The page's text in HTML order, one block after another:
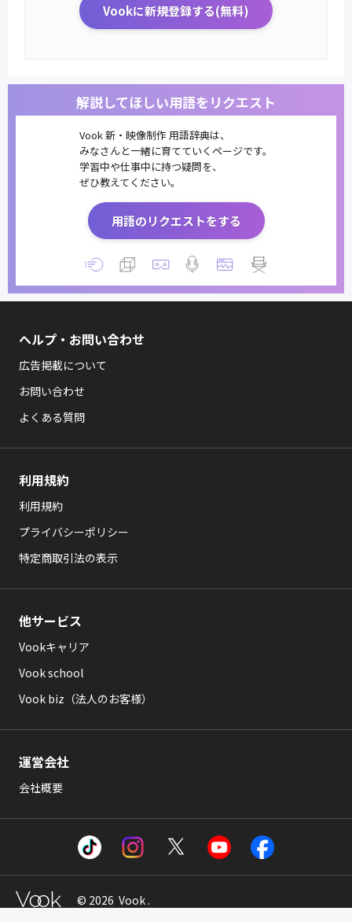
Vookに新規登録する(無料)
解説してほしい用語をリクエスト
Vook 新・映像制作 用語辞典は、
みなさんと一緒に育てていくページです。
学習中や仕事中に持つ疑問を、
ぜひ教えてください。
用語のリクエストをする
ヘルプ・お問い合わせ
広告掲載について
お問い合わせ
よくある質問
利用規約
利用規約
プライバシーポリシー
特定商取引法の表示
他サービス
Vookキャリア
Vook school
Vook biz（法人のお客様）
運営会社
会社概要
© 2026 Vook .